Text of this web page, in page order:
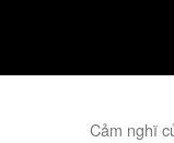
Cảm nghĩ